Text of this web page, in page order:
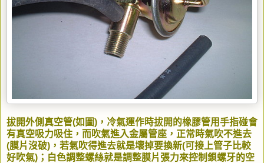
拔開外側真空管(如圖)，冷氣運作時拔開的橡膠管用手指碰會
有真空吸力吸住，而吹氣進入金屬管座，正常時氣吹不進去
(膜片沒破)，若氣吹得進去就是壞掉要換新(可接上管子比較
好吹氣)；白色調整螺絲就是調整膜片張力來控制鎖螺牙的空